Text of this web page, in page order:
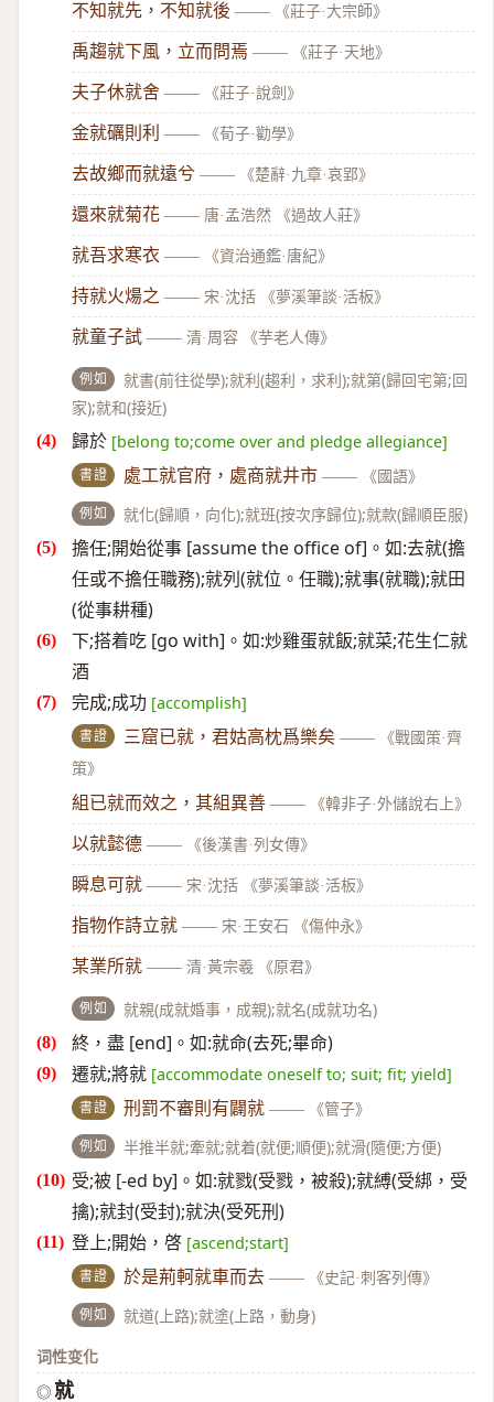
不知就先，不知就後 —— 《莊子·大宗師》
禹趨就下風，立而問焉 —— 《莊子·天地》
夫子休就舍 —— 《莊子·說劍》
金就礪則利 —— 《荀子·勸學》
去故鄉而就遠兮 —— 《楚辭·九章·哀郢》
還來就菊花 —— 唐·孟浩然 《過故人莊》
就吾求寒衣 —— 《資治通鑑·唐紀》
持就火煬之 —— 宋·沈括 《夢溪筆談·活板》
就童子試 —— 清·周容 《芋老人傳》
例如
就書(前往從學);就利(趨利，求利);就第(歸回宅第;回
家);就和(接近)
歸於 [belong to;come over and pledge allegiance]
書證 處工就官府，處商就井市 —— 《國語》
例如 就化(歸順，向化);就班(按次序歸位);就款(歸順臣服)
擔任;開始從事 [assume the office of]。如:去就(擔
任或不擔任職務);就列(就位。任職);就事(就職);就田
(從事耕種)
下;搭着吃 [go with]。如:炒雞蛋就飯;就菜;花生仁就
酒
完成;成功 [accomplish]
書證 三窟已就，君姑高枕爲樂矣 ——
《戰國策·齊
策》
組已就而效之，其組異善 —— 《韓非子·外儲說右上》
以就懿德 —— 《後漢書·列女傳》
瞬息可就 —— 宋·沈括 《夢溪筆談·活板》
指物作詩立就 —— 宋·王安石 《傷仲永》
某業所就 —— 清·黃宗羲 《原君》
例如 就親(成就婚事，成親);就名(成就功名)
終，盡 [end]。如:就命(去死;畢命)
遷就;將就 [accommodate oneself to; suit; fit; yield]
書證 刑罰不審則有闢就 —— 《管子》
例如 半推半就;牽就;就着(就便;順便);就滑(隨便;方便)
受;被 [-ed by]。如:就戮(受戮，被殺);就縛(受綁，受
擒);就封(受封);就決(受死刑)
登上;開始，啓 [ascend;start]
書證 於是荊軻就車而去 —— 《史記·刺客列傳》
例如
就道(上路);就塗(上路，動身)
词性变化
◎ 就